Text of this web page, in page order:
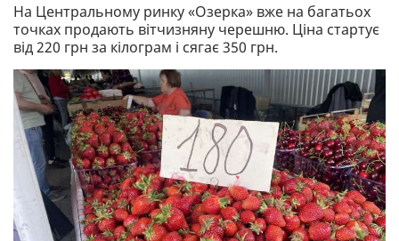
На Центральному ринку «Озерка» вже на багатьох
точках продають вітчизняну черешню. Ціна стартує
від 220 грн за кілограм і сягає 350 грн.